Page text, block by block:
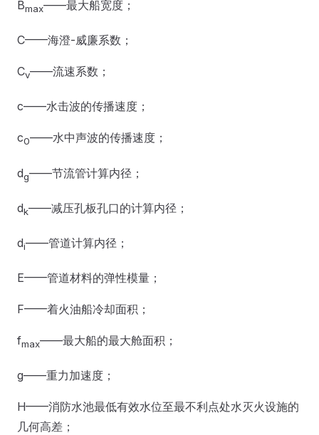
Bmax——最大船宽度；
C——海澄-威廉系数；
Cv——流速系数；
c——水击波的传播速度；
c0——水中声波的传播速度；
dg——节流管计算内径；
dk——减压孔板孔口的计算内径；
di——管道计算内径；
E——管道材料的弹性模量；
F——着火油船冷却面积；
fmax——最大船的最大舱面积；
g——重力加速度；
H——消防水池最低有效水位至最不利点处水灭火设施的
几何高差；